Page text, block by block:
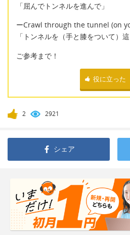
「屈んでトンネルを進んで」
ーCrawl through the tunnel (on
「トンネルを（手と膝をついて）
ご参考まで！
役に立った
2 2921
シェア